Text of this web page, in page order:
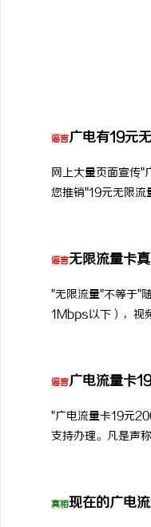
谣言广电有19元
网上大量页面宣传"
您推销"19元无限流
谣言无限流量卡
"无限流量"不等于"
1Mbps以下），视
谣言广电流量卡
"广电流量卡19元
支持办理。凡是声
真相现在的广电